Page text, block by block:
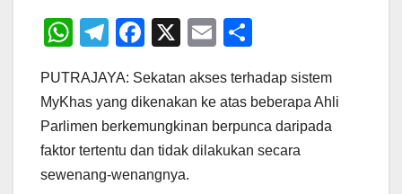
W
at
s
A
p
T
e
gr
a
m
F
c
e
b
o
X
E
ail ar
e
PUTRAJAYA: Sekatan akses terhadap sistem
MyKhas yang dikenakan ke atas beberapa Ahli
Parlimen berkemungkinan berpunca daripada
faktor tertentu dan tidak dilakukan secara
sewenang-wenangnya.